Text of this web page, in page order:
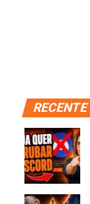
RECENTE